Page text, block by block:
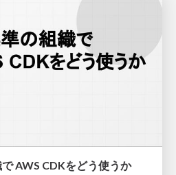
AWS CDKをどう使うか